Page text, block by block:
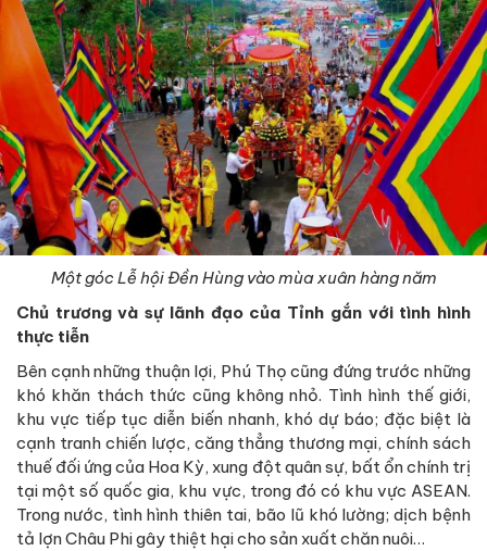
Một góc Lễ hội Đền Hùng vào mùa xuân hàng năm
Chủ trương và sự lãnh đạo của Tỉnh gắn với tình hình
thực tiễn
Bên cạnh những thuận lợi, Phú Thọ cũng đứng trước những
khó khăn thách thức cũng không nhỏ. Tình hình thế giới,
khu vực tiếp tục diễn biến nhanh, khó dự báo; đặc biệt là
cạnh tranh chiến lược, căng thẳng thương mại, chính sách
thuế đối ứng của Hoa Kỳ, xung đột quân sự, bất ổn chính trị
tại một số quốc gia, khu vực, trong đó có khu vực ASEAN.
Trong nước, tình hình thiên tai, bão lũ khó lường; dịch bệnh
tả lợn Châu Phi gây thiệt hại cho sản xuất chăn nuôi…